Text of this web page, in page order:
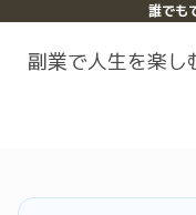
誰でも
副業で人生を楽